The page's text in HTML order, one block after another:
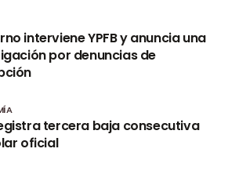
interviene YPFB y anuncia una
por denuncias de
tercera baja consecutiva
oficial